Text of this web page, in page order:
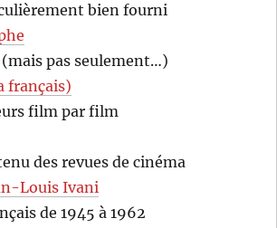
bien fourni
pas seulement…)
français)
film par film
des revues de cinéma
Louis Ivani
de 1945 à 1962